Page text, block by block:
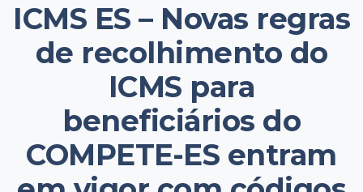
ICMS ES – Novas regras
de recolhimento do
ICMS para
beneficiários do
COMPETE-ES entram